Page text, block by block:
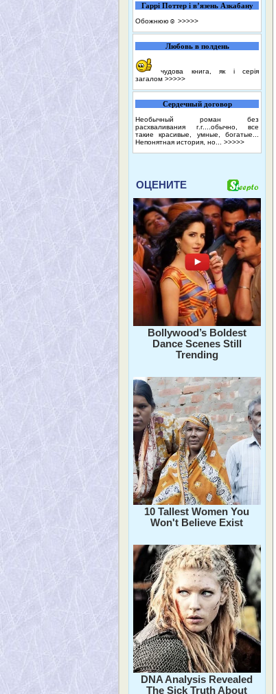
Гаррі Поттер і в’язень Азкабану
Обожнюю☺️ >>>>>
Любовь в полдень
чудова книга, як і серія
загалом >>>>>
Сердечный договор
Необычный роман без
расхваливания г.г....обычно, все
такие красивые, умные, богатые...
Непонятная история, но... >>>>>
ОЦЕНИТЕ
Bollywood’s Boldest
Dance Scenes Still
Trending
10 Tallest Women You
Won't Believe Exist
DNA Analysis Revealed
The Sick Truth About